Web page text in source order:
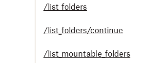
/list_folders
/list_folders/continue
/list_mountable_folders